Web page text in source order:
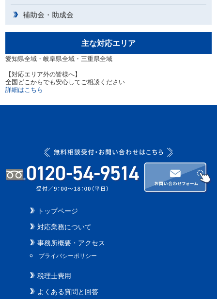
補助金・助成金
主な対応エリア
愛知県全域・岐阜県全域・三重県全域
【対応エリア外の皆様へ】
全国どこからでも安心してご相談ください
詳細はこちら
トップページ
対応業務について
事務所概要・アクセス
プライバシーポリシー
税理士費用
よくある質問と回答